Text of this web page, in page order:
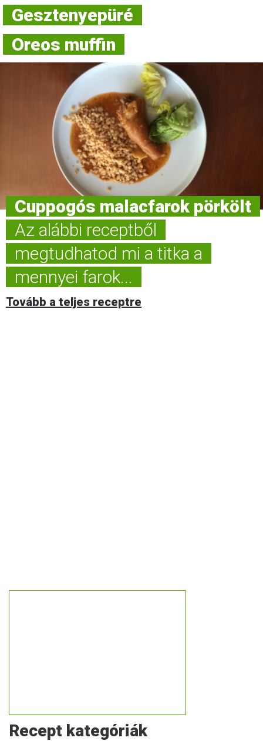
Gesztenyepüré
Oreos muffin
Cuppogós malacfarok pörkölt
Az alábbi receptből
megtudhatod mi a titka a
mennyei farok...
Tovább a teljes receptre
Recept kategóriák